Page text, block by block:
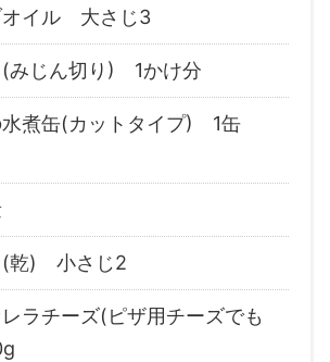
オイル 大さじ3
(みじん切り) 1かけ分
水煮缶(カットタイプ) 1缶
(乾) 小さじ2
ラチーズ(ピザ用チーズでも